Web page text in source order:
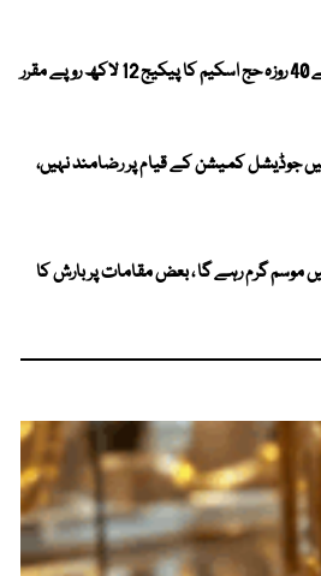
جوڈیشل کمیشن کے قیام پر رضامند نہیں،
موسم گرم رہے گا ، بعض مقامات پر بارش کا